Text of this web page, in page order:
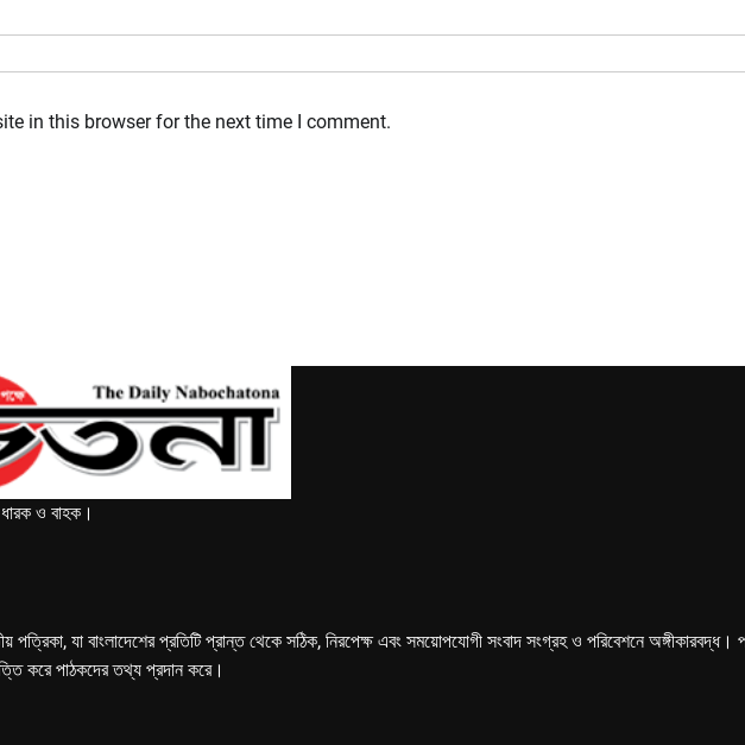
in this browser for the next time I comment.
ও বাহক।
যা বাংলাদেশের প্রতিটি প্রান্ত থেকে সঠিক, নিরপেক্ষ এবং সময়োপযোগী সংবাদ সংগ্রহ ও পরিবেশনে অঙ্গীকারবদ্ধ।
করে পাঠকদের তথ্য প্রদান করে।